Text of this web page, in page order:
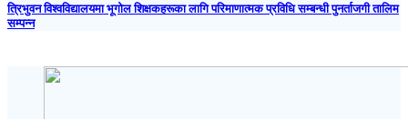
त्रिभुवन विश्वविद्यालयमा भूगोल शिक्षकहरूका लागि परिमाणात्मक प्रविधि सम्बन्धी पुनर्ताजगी तालिम
सम्पन्न